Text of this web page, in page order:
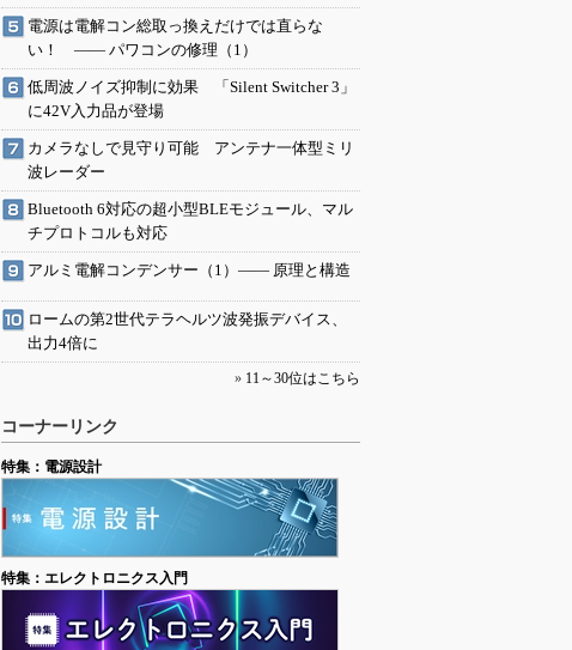
電源は電解コン総取っ換えだけでは直らな
い！ ―― パワコンの修理（1）
低周波ノイズ抑制に効果 「Silent Switcher 3」
に42V入力品が登場
カメラなしで見守り可能 アンテナ一体型ミリ
波レーダー
Bluetooth 6対応の超小型BLEモジュール、マル
チプロトコルも対応
アルミ電解コンデンサー（1）―― 原理と構造
ロームの第2世代テラヘルツ波発振デバイス、
出力4倍に
» 11～30位はこちら
コーナーリンク
特集：電源設計
特集：エレクトロニクス入門